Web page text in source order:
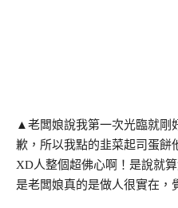
▲老闆娘說我第一次光臨就剛
歉，所以我點的韭菜起司蛋餅
XD人整個超佛心啊！是說就
是老闆娘真的是做人很實在，